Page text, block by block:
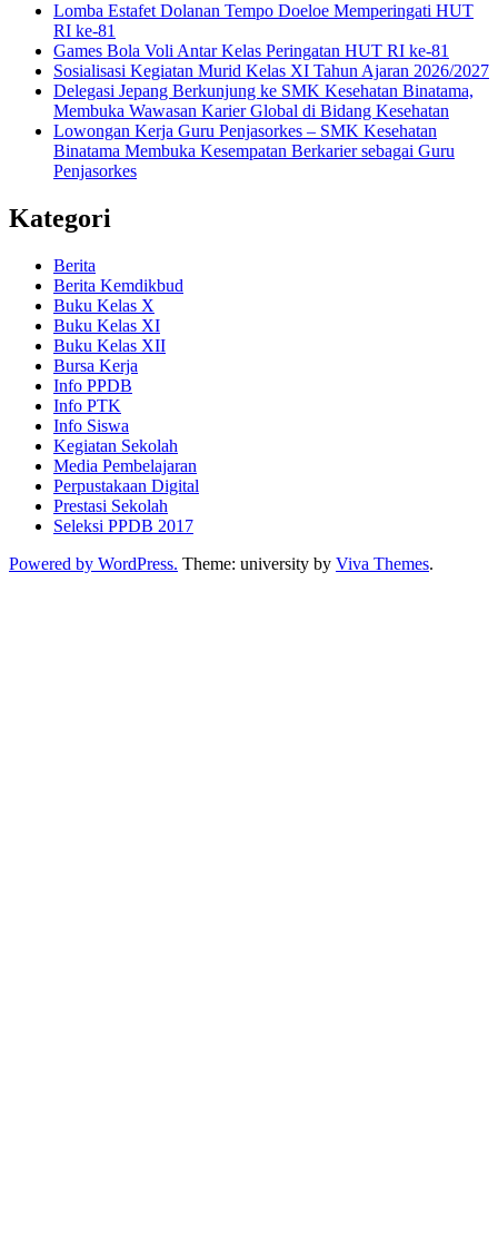
Lomba Estafet Dolanan Tempo Doeloe Memperingati HUT
RI ke-81
Games Bola Voli Antar Kelas Peringatan HUT RI ke-81
Sosialisasi Kegiatan Murid Kelas XI Tahun Ajaran 2026/2027
Delegasi Jepang Berkunjung ke SMK Kesehatan Binatama,
Membuka Wawasan Karier Global di Bidang Kesehatan
Lowongan Kerja Guru Penjasorkes – SMK Kesehatan
Binatama Membuka Kesempatan Berkarier sebagai Guru
Penjasorkes
Kategori
Berita
Berita Kemdikbud
Buku Kelas X
Buku Kelas XI
Buku Kelas XII
Bursa Kerja
Info PPDB
Info PTK
Info Siswa
Kegiatan Sekolah
Media Pembelajaran
Perpustakaan Digital
Prestasi Sekolah
Seleksi PPDB 2017
Powered by WordPress. Theme: university by Viva Themes.